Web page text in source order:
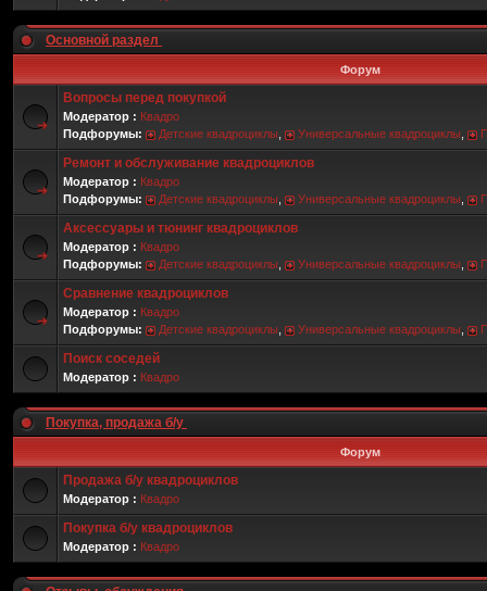
Основной раздел
Форум
Вопросы перед покупкой
Модератор : Квадро
Подфорумы:
Детские квадроциклы Универсальные квадроциклы
Ремонт и обслуживание квадроциклов
Модератор : Квадро
Подфорумы:
Детские квадроциклы Универсальные квадроциклы
Аксессуары и тюнинг квадроциклов
Модератор : Квадро
Подфорумы:
Детские квадроциклы Универсальные квадроциклы
Сравнение квадроциклов
Модератор : Квадро
Подфорумы:
Детские квадроциклы Универсальные квадроциклы
Поиск соседей
Модератор : Квадро
Покупка, продажа б/у
Форум
Продажа б/у квадроциклов
Модератор : Квадро
Покупка б/у квадроциклов
Модератор : Квадро